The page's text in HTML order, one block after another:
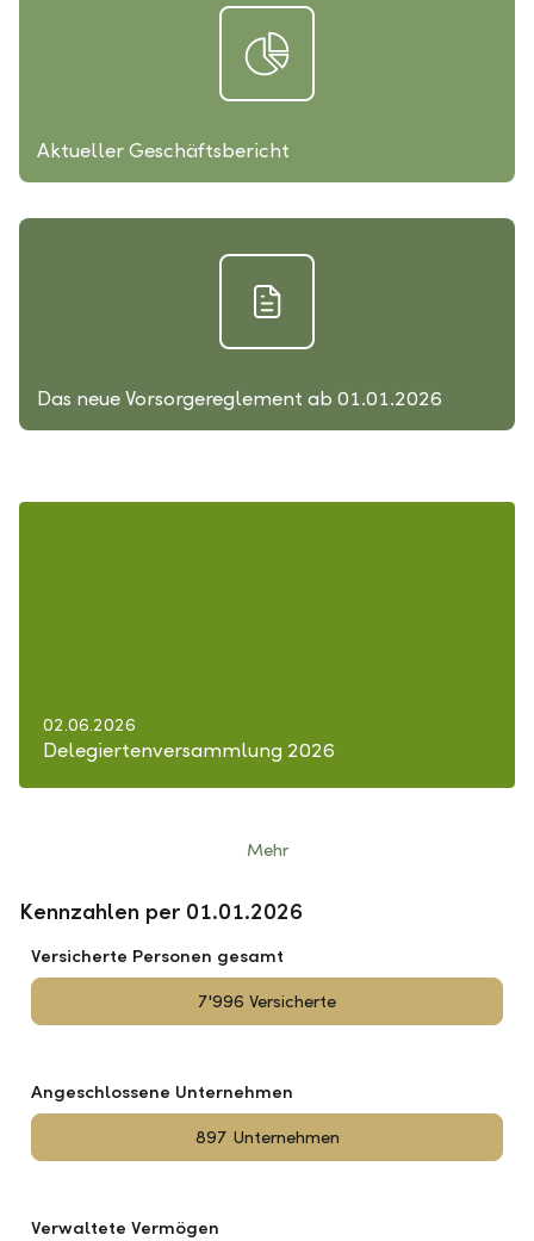
Aktueller Geschäftsbericht
Das neue Vorsorgereglement ab 01.01.2026
02.06.2026
Delegiertenversammlung 2026
Mehr
Kennzahlen per 01.01.2026
Versicherte Personen gesamt
7'996 Versicherte
Angeschlossene Unternehmen
897 Unternehmen
Verwaltete Vermögen